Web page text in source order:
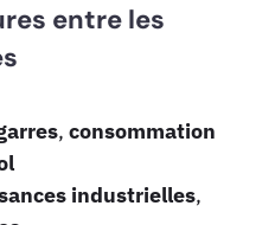
entre les
, consommation
industrielles,